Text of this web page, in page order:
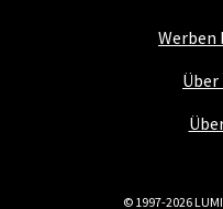
Werben
Über
© 1997-2026